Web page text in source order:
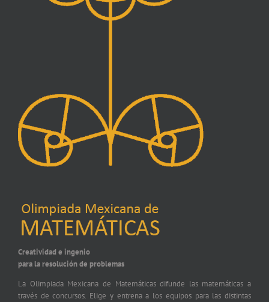
Creatividad e ingenio
para la resolución de problemas
La Olimpiada Mexicana de Matemáticas difunde las matemáticas a
través de concursos. Elige y entrena a los equipos para las distintas